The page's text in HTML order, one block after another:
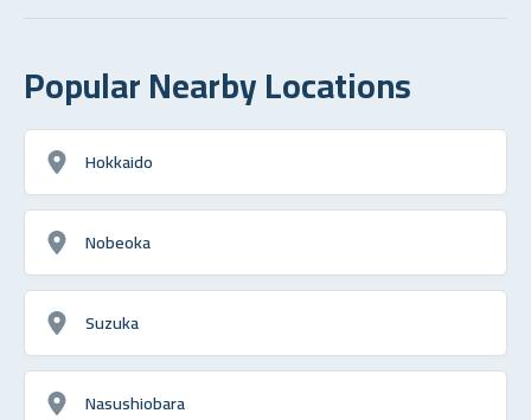
Popular Nearby Locations
Hokkaido
Nobeoka
Suzuka
Nasushiobara